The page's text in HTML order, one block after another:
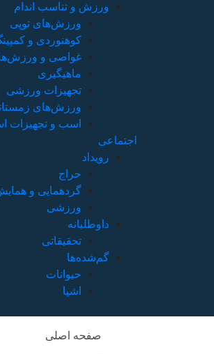
ورزش و تناسب اندام
ورزش‌های توپی
کوهنوردی و
غواصی و
ماهیگیری
تجهیزات ورزشی
ورزش‌های
اسب و تجهیزات
اجتماعی
رویداد
حراج
گردهمایی و
ورزشی
داوطلبانه
تحقیقاتی
گم‌شده‌ها
حیوانات
اشیا
صفحه اصلی